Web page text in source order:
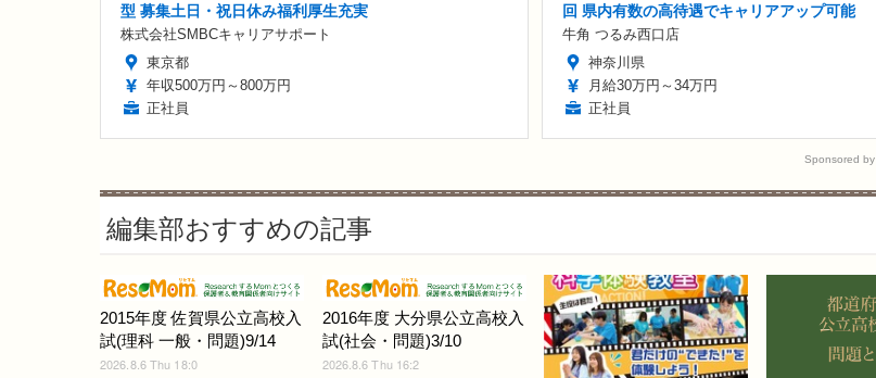
型 募集土日・祝日休み福利厚生充実
株式会社SMBCキャリアサポート
東京都
年収500万円～800万円
正社員
回 県内有数の高待遇でキャリアアップ可能
牛角 つるみ西口店
神奈川県
月給30万円～34万円
正社員
Sponsored by
編集部おすすめの記事
2015年度 佐賀県公立高校入
試(理科 一般・問題)9/14
2026.8.6 Thu 18:0
2016年度 大分県公立高校入
試(社会・問題)3/10
2026.8.6 Thu 16:2